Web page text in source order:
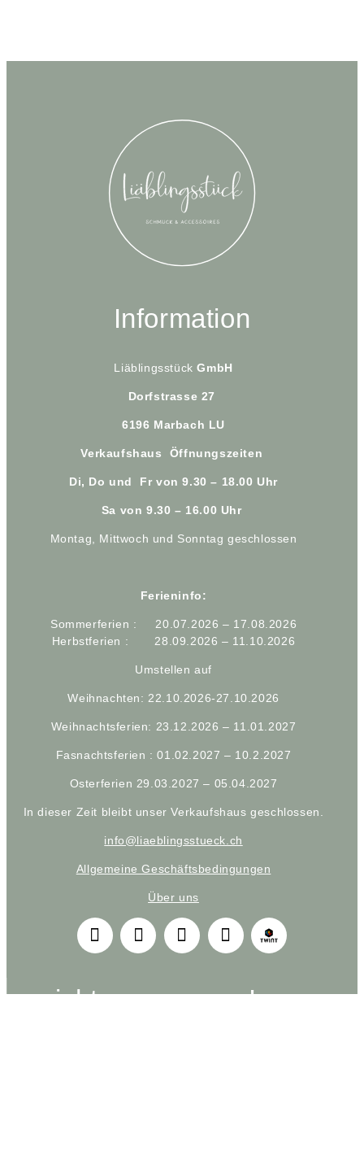
Information
Liäblingsstück GmbH
Dorfstrasse 27
6196 Marbach LU
Verkaufshaus Öffnungszeiten
Di, Do und Fr von 9.30 – 18.00 Uhr
Sa von 9.30 – 16.00 Uhr
Montag, Mittwoch und Sonntag geschlossen
Ferieninfo:
Sommerferien : 20.07.2026 – 17.08.2026
Herbstferien : 28.09.2026 – 11.10.2026
Umstellen auf
Weihnachten: 22.10.2026-27.10.2026
Weihnachtsferien: 23.12.2026 – 11.01.2027
Fasnachtsferien : 01.02.2027 – 10.2.2027
Osterferien 29.03.2027 – 05.04.2027
In dieser Zeit bleibt unser Verkaufshaus geschlossen.
info@liaeblingsstueck.ch
Allgemeine Geschäftsbedingungen
Über uns
nichts verpassen!